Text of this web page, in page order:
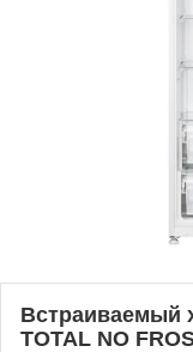
Встраиваемый
TOTAL NO